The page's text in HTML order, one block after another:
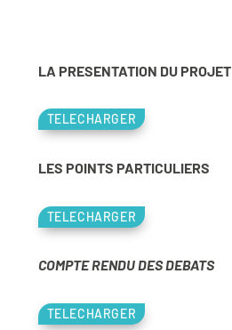
LA PRESENTATION DU PROJET
TELECHARGER
LES POINTS PARTICULIERS
TELECHARGER
COMPTE RENDU DES DEBATS
TELECHARGER